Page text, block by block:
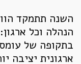
השנה תתמקד
הנהלה וכל
בתקופה של